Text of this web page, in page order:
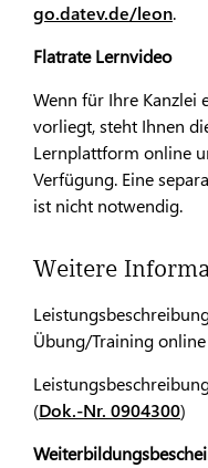
go.datev.de/leon.
Flatrate Lernvideo
Wenn für Ihre Kanzlei
vorliegt, steht Ihnen
Lernplattform online
Verfügung. Eine
ist nicht notwendig.
Weitere
Übung/Training
(Dok.-Nr. 0904300)